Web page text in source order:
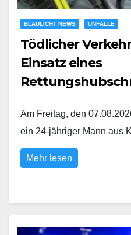
BLAULICHT NEWS UNFÄLLE
Tödlicher
Einsatz eines
Am Freitag, den
ein 24-jähriger Mann aus
Mehr lesen